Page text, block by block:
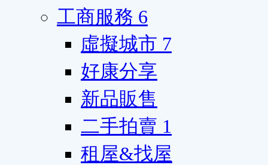
工商服務 6
虛擬城市 7
好康分享
新品販售
二手拍賣 1
租屋&找屋